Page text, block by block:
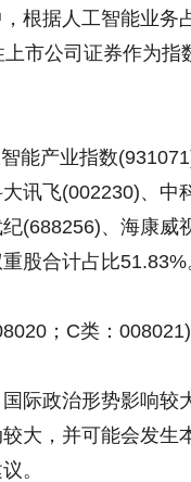
根据人工智能业务
市公司证券作为指
能产业指数
讯飞(002230)、中
(688256)、海康威
股合计占比51.83%
；C类：008021)
际政治形势影响较
大，并可能会发生
。